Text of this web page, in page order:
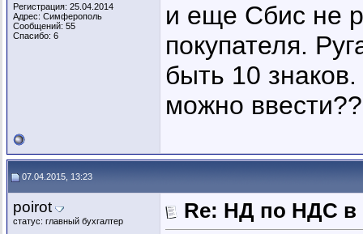
Регистрация: 25.04.2014
Адрес: Симферополь
Сообщений: 55
Спасибо: 6
и еще Сбис не
покупателя.
быть 10
можно
07.04.2015, 13:23
poirot
статус: главный бухгалтер
Re: НД по НДС в